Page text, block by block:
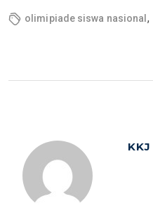
Oolimipiade siswa nasional ,
KKJ